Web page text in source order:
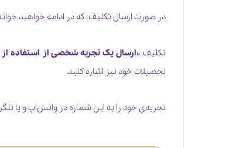
در صورت ارسال تکلیف، که در ادامه خواهید
تکلیف «ارسال یک تجربه شخصی از استفاده
تحصیلات خود نیز اشاره کنید.
تجربه‌‌ی خود را به این شماره در واتس‌اپ و یا